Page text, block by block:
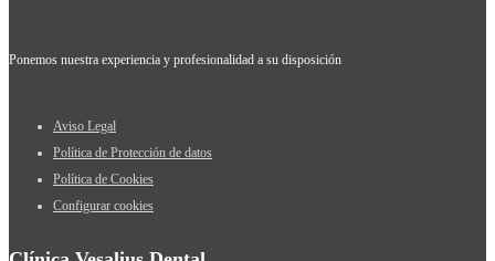
Ponemos nuestra experiencia y profesionalidad a su disposición
Aviso Legal
Política de Protección de datos
Política de Cookies
Configurar cookies